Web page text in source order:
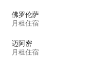
佛罗伦萨
月租住宿
迈阿密
月租住宿